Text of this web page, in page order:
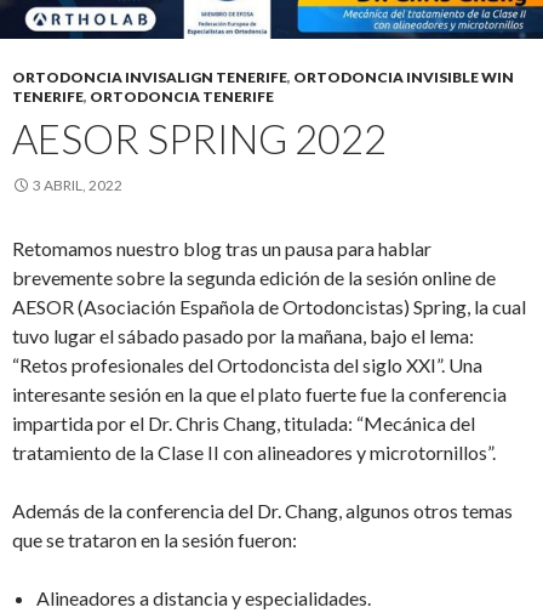
ORTODONCIA INVISALIGN TENERIFE, ORTODONCIA INVISIBLE WIN
TENERIFE, ORTODONCIA TENERIFE
AESOR SPRING 2022
3 ABRIL, 2022
Retomamos nuestro blog tras un pausa para hablar
brevemente sobre la segunda edición de la sesión online de
AESOR (Asociación Española de Ortodoncistas) Spring, la cual
tuvo lugar el sábado pasado por la mañana, bajo el lema:
“Retos profesionales del Ortodoncista del siglo XXI”. Una
interesante sesión en la que el plato fuerte fue la conferencia
impartida por el Dr. Chris Chang, titulada: “Mecánica del
tratamiento de la Clase II con alineadores y microtornillos”.
Además de la conferencia del Dr. Chang, algunos otros temas
que se trataron en la sesión fueron:
Alineadores a distancia y especialidades.